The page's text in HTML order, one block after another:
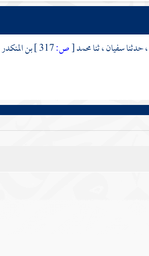
، حدثناسفيان، ثنامحمد[ص: بن المنكدر